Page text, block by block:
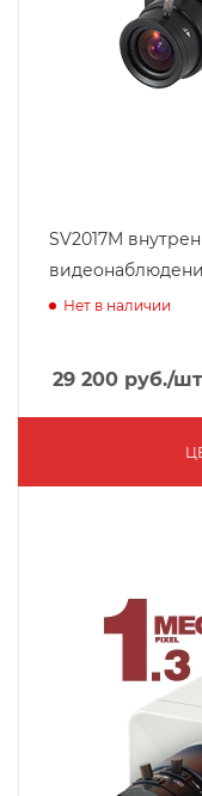
SV2017M
Нет в наличии
29 200 руб./шт